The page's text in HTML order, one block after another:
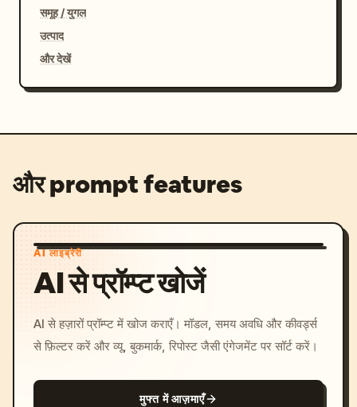
समूह / युगल
उत्पाद
और देखें
और prompt features
AI लाइब्रेरी
AI से प्रॉम्प्ट खोजें
AI से हज़ारों प्रॉम्प्ट में खोज कराएँ। मॉडल, समय अवधि और कीवर्ड्स
से फ़िल्टर करें और व्यू, बुकमार्क, रिपोस्ट जैसी एंगेजमेंट पर सॉर्ट करें।
मुफ्त में आज़माएँ